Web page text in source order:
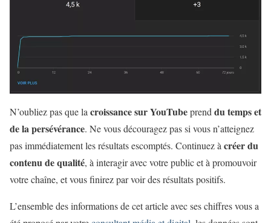
N’oubliez pas que la croissance sur YouTubeprend du temps et
de la persévérance. Ne vous découragez pas si vous n’atteignez
pas immédiatement les résultats escomptés. Continuez à créer du
contenu de qualité, à interagir avec votre public et à promouvoir
votre chaîne, et vous finirez par voir des résultats positifs.
L’ensemble des informations de cet article avec ses chiffres vous a